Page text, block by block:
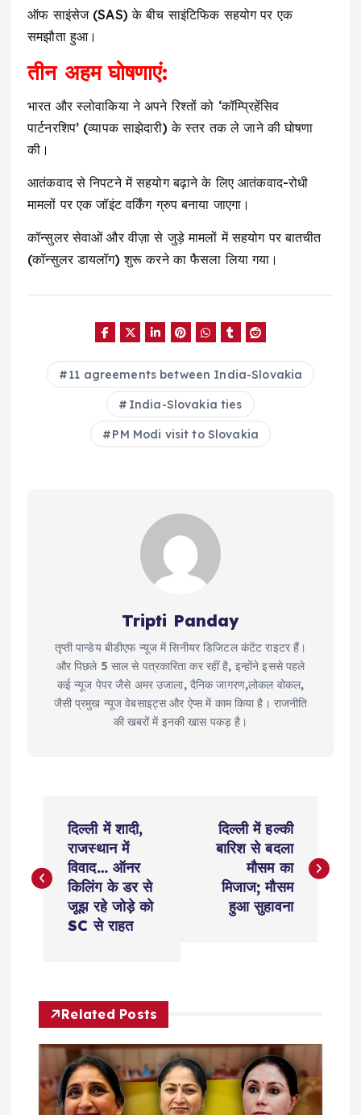
ऑफ साइंसेज (SAS) के बीच साइंटिफिक सहयोग पर एक
समझौता हुआ।
तीन अहम घोषणाएं:
भारत और स्लोवाकिया ने अपने रिश्तों को ‘कॉम्प्रिहेंसिव
पार्टनरशिप’ (व्यापक साझेदारी) के स्तर तक ले जाने की घोषणा
की।
आतंकवाद से निपटने में सहयोग बढ़ाने के लिए आतंकवाद-रोधी
मामलों पर एक जॉइंट वर्किंग ग्रुप बनाया जाएगा।
कॉन्सुलर सेवाओं और वीज़ा से जुड़े मामलों में सहयोग पर बातचीत
(कॉन्सुलर डायलॉग) शुरू करने का फैसला लिया गया।
11 agreements between India-Slovakia
India-Slovakia ties
PM Modi visit to Slovakia
Tripti Panday
तृप्ती पान्डेय बीडीएफ न्यूज में सिनीयर डिजिटल कंटेंट राइटर हैं।
और पिछले 5 साल से पत्रकारिता कर रहीं है, इन्होंने इससे पहले
कई न्यूज पेपर जैसे अमर उजाला, दैनिक जागरण,लोकल वोकल,
जैसी प्रमुख न्यूज वेबसाइट्स और ऐप्स में काम किया है। राजनीति
की खबरों में इनकी खास पकड़ है।
s
a
v
दिल्ली में शादी,
राजस्थान में
विवाद… ऑनर
किलिंग के डर से
जूझ रहे जोड़े को
SC से राहत
दिल्ली में हल्की
बारिश से बदला
मौसम का
मिजाज; मौसम
हुआ सुहावना
Related Posts